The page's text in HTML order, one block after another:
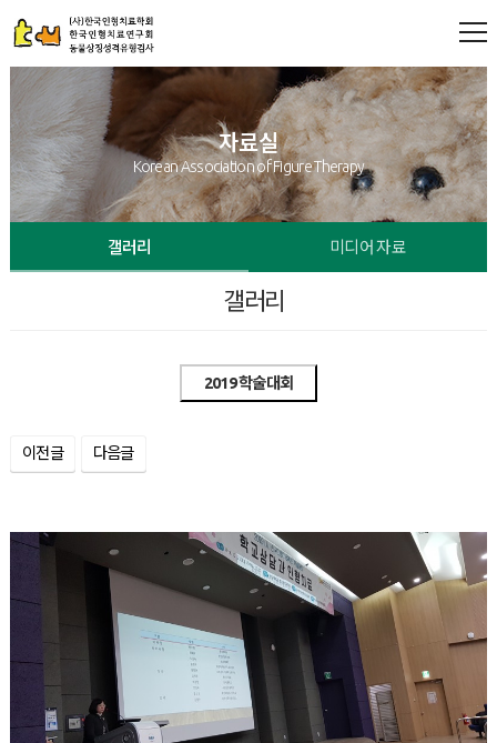
자료실
Korean Association of Figure Therapy
갤러리 미디어 자료
갤러리
2019 학술대회
이전글 다음글